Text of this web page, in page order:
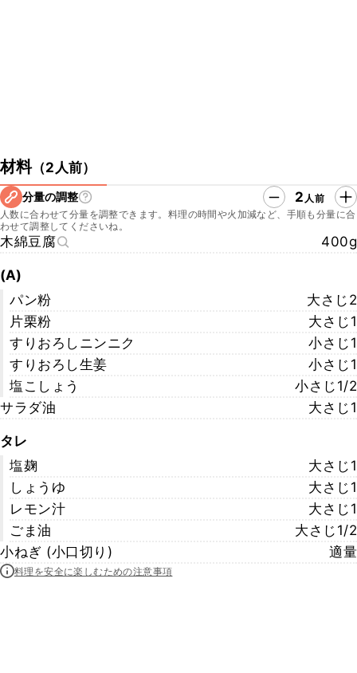
材料（2人前）
分量の調整 2 人前
人数に合わせて分量を調整できます。料理の時間や火加減など、手順も分量に合
わせて調整してくださいね。
木綿豆腐 400g
(A)
パン粉
大さじ2
片栗粉
大さじ1
すりおろしニンニク
小さじ1
すりおろし生姜
小さじ1
塩こしょう
小さじ1/2
サラダ油
大さじ1
タレ
塩麹
大さじ1
しょうゆ
大さじ1
レモン汁
大さじ1
ごま油
大さじ1/2
小ねぎ (小口切り)
適量
料理を安全に楽しむための注意事項